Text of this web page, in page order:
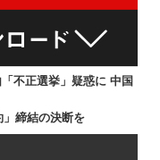
不正選挙」疑惑に 中国
締結の決断を